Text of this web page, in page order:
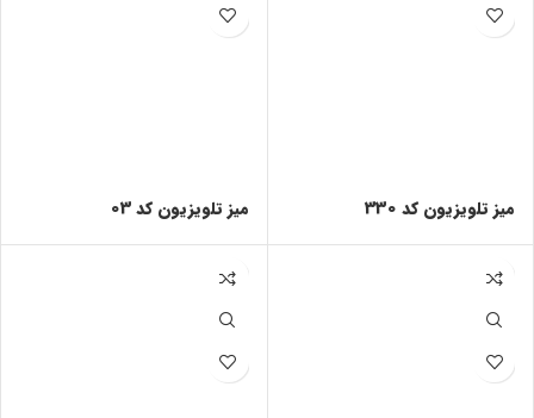
میز تلویزیون کد 330 میز تلویزیون کد 03